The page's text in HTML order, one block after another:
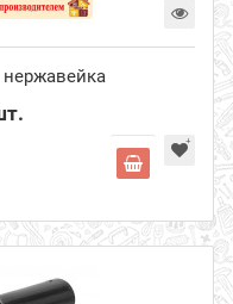
нержавейка